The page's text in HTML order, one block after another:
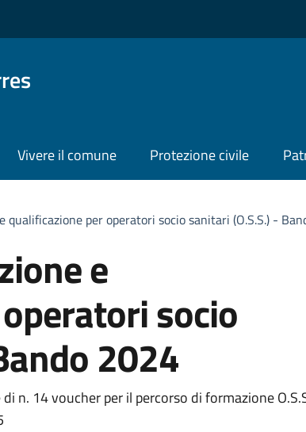
Vivere il comune Protezione civile
qualificazione per operatori socio sanitari (O.S.S.) -
e
socio
2024
n. 14 voucher per il percorso di formazione